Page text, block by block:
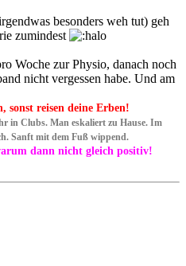
besonders weh tut) geh
zumindest
Woche zur Physio, danach noch
nicht vergessen habe. Und am
sonst reisen deine Erben!
in Clubs. Man eskaliert zu Hause. Im
Sanft mit dem Fuß wippend.
dann nicht gleich positiv!